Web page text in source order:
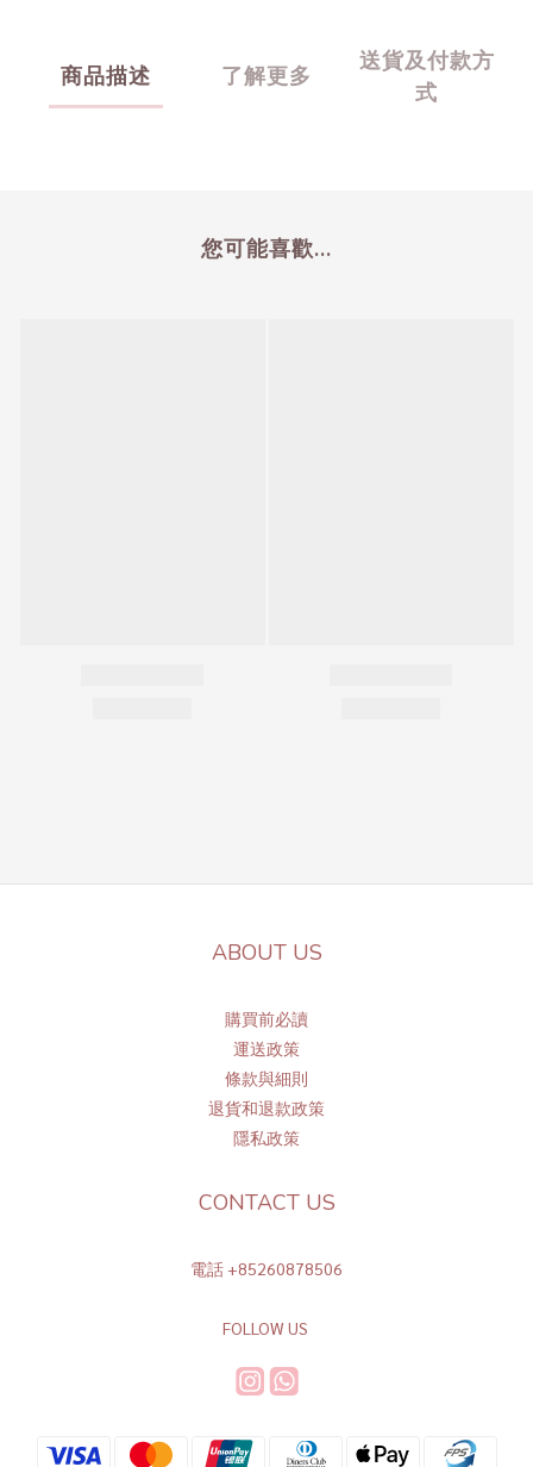
商品描述 了解更多
送貨及付款方
式
您可能喜歡...
ABOUT US
購買前必讀
運送政策
條款與細則
退貨和退款政策
隱私政策
CONTACT US
電話 +85260878506
FOLLOW US